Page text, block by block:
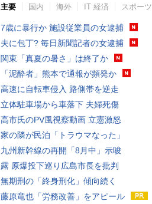
主要 国内 海外 IT 経済 スポーツ
7歳に暴行か 施設従業員の女逮捕
夫に包丁? 毎日新聞記者の女逮捕
関東「真夏の暑さ」は終了か
「泥酔者」熊本で通報が頻発か
高速に自転車侵入 路側帯を逆走
立体駐車場から車落下 夫婦死傷
高市氏のPV風視察動画 立憲激怒
家の隣が民泊「トラウマなった」
九州新幹線の再開「8月中」示唆
露 原爆投下巡り広島市長を批判
無期刑の「終身刑化」傾向続く
藤原竜也「労務改善」をアピール